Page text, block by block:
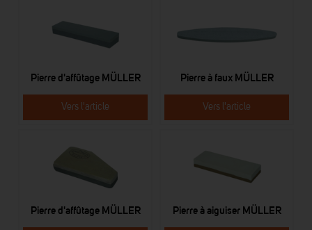
Pierre d'affûtage MÜLLER
Vers l'article
Pierre à faux MÜLLER
Vers l'article
Pierre d'affûtage MÜLLER Pierre à aiguiser MÜLLER